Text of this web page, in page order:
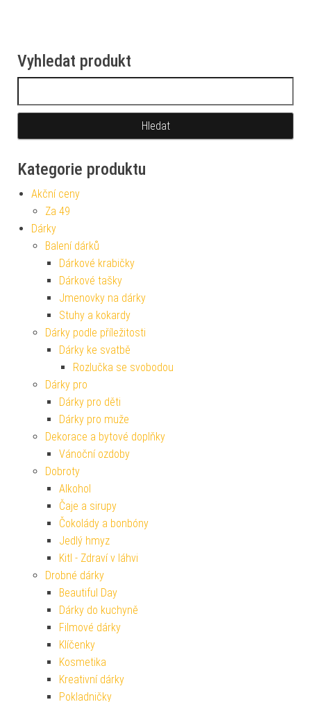
Vyhledat produkt
Kategorie produktu
Akční ceny
Za 49
Dárky
Balení dárků
Dárkové krabičky
Dárkové tašky
Jmenovky na dárky
Stuhy a kokardy
Dárky podle příležitosti
Dárky ke svatbě
Rozlučka se svobodou
Dárky pro
Dárky pro děti
Dárky pro muže
Dekorace a bytové doplňky
Vánoční ozdoby
Dobroty
Alkohol
Čaje a sirupy
Čokolády a bonbóny
Jedlý hmyz
Kitl - Zdraví v láhvi
Drobné dárky
Beautiful Day
Dárky do kuchyně
Filmové dárky
Klíčenky
Kosmetika
Kreativní dárky
Pokladničky